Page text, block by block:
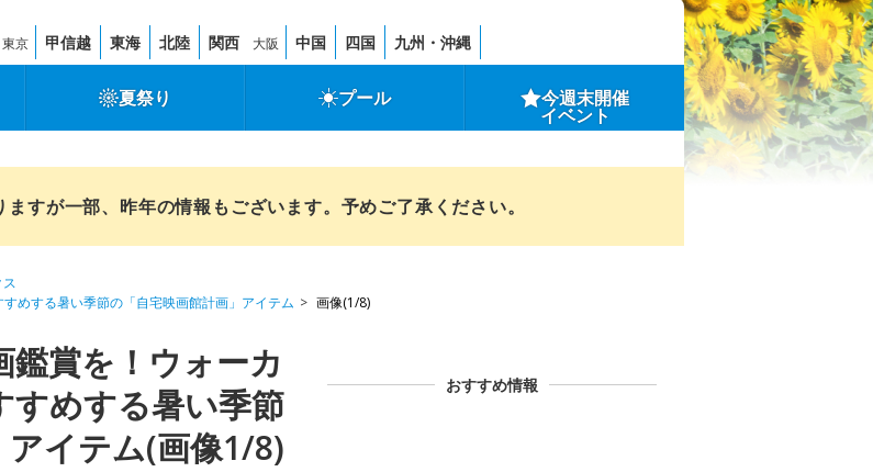
東京 甲信越 東海 北陸 関西 大阪 中国 四国 九州・沖縄
夏祭り プール 今週末開催
イベント
すが一部、昨年の情報もございます。予めご了承ください。
めする暑い季節の「自宅映画館計画」アイテム
画像(1/8)
賞を！ウォーカ
すめする暑い季節
イテム(画像1/8)
おすすめ情報